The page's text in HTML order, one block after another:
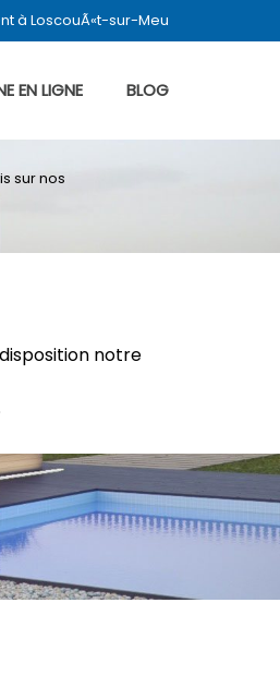
à LoscouÃ«t-sur-Meu
EN LIGNE BLOG
notre
sur nos